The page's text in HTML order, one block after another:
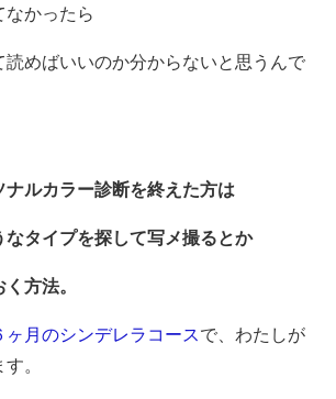
なかったら
読めばいいのか分からないと思うんで
ナルカラー診断を終えた方は
なタイプを探して写メ撮るとか
方法。
ヶ月のシンデレラコースで、わたしが
。